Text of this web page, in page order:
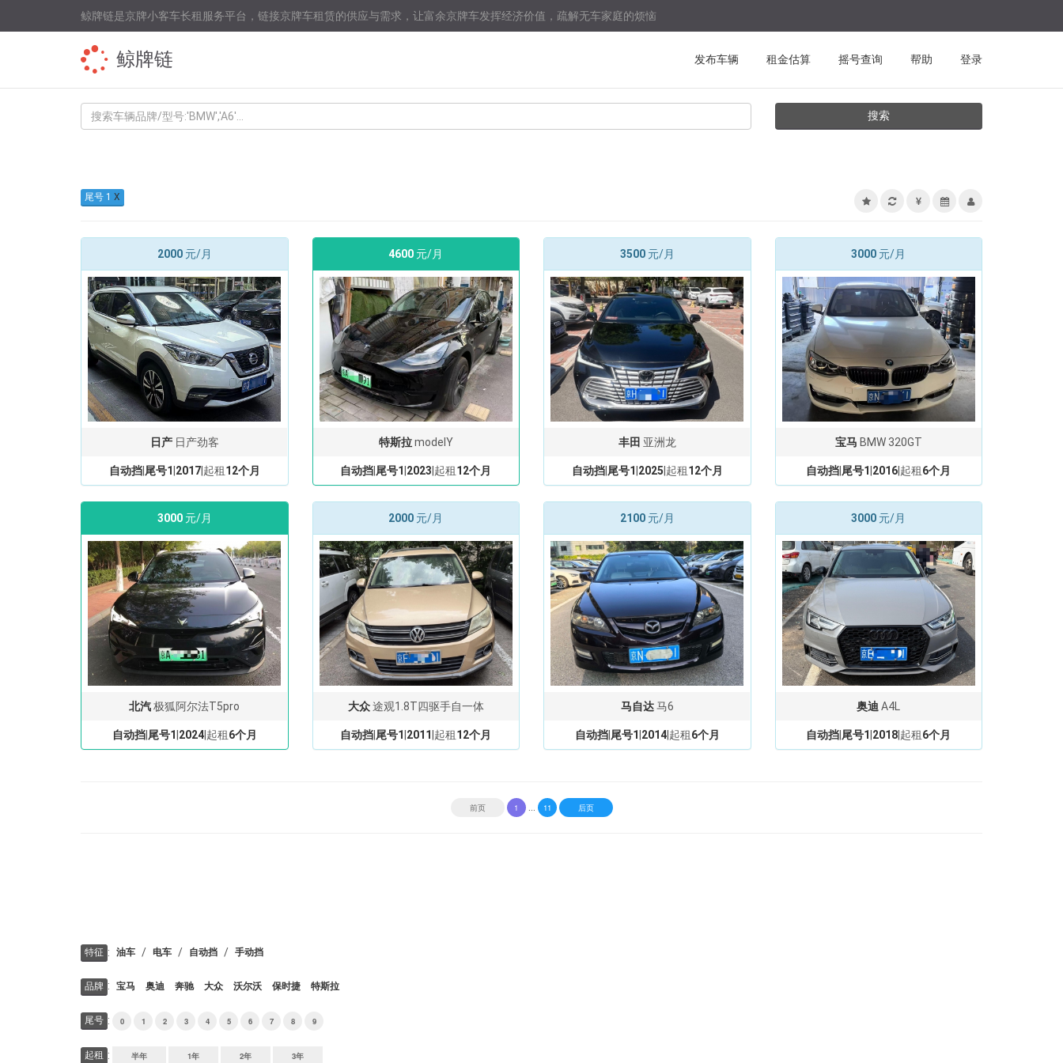
鲸牌链是京牌小客车长租服务平台，链接京牌车租赁的供应与需求，让富余京牌车发挥经济价值，疏解无车家庭的烦恼
鲸牌链 发布车辆 租金估算 摇号查询 帮助 登录
KEYWORD 搜索
尾号 1 X
2000元/月
日产日产劲客
自动挡| 尾号1 2017|起租12个月
4600 元/月
特斯拉modelY
自动挡 尾号1 2023 |起租12个月
3500元/月
丰田 亚洲龙
自动挡| 尾号1 2025 |起租12个月
3000 元/月
宝马 BMW 320GT
自动挡 尾号1 2016 |起租6个月
3000元/月
北汽极狐阿尔法T5pro
自动挡| 尾号1 2024|起租6个月
2000 元/月
大众途观1.8T四驱手自一体
自动挡 尾号1 2011 |起租12个月
2100元/月
马自达马6
自动挡| 尾号1 2014|起租6个月
3000 元/月
奥迪 A4L
自动挡 尾号1 2018 |起租6个月
前页 1 ... 11 后页
特征 : 油车 / 电车 / 自动挡 / 手动挡
品牌 : 宝马 奥迪 奔驰 大众 沃尔沃 保时捷 特斯拉
尾号 : 0 1 2 3 4 5 6 7 8 9
起租 : 半年 1年 2年 3年